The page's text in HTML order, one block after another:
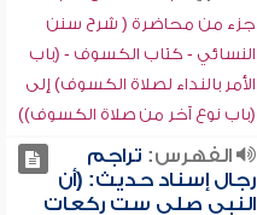
جزء من محاضرة ( شرح سنن
النسائي - كتاب الكسوف - (باب
الأمر بالنداء لصلاة الكسوف) إلى
(باب نوع آخر من صلاة الكسوف))
الفهرس: تراجم
رجال إسناد حديث: (أن
النبي صلى ست ركعات